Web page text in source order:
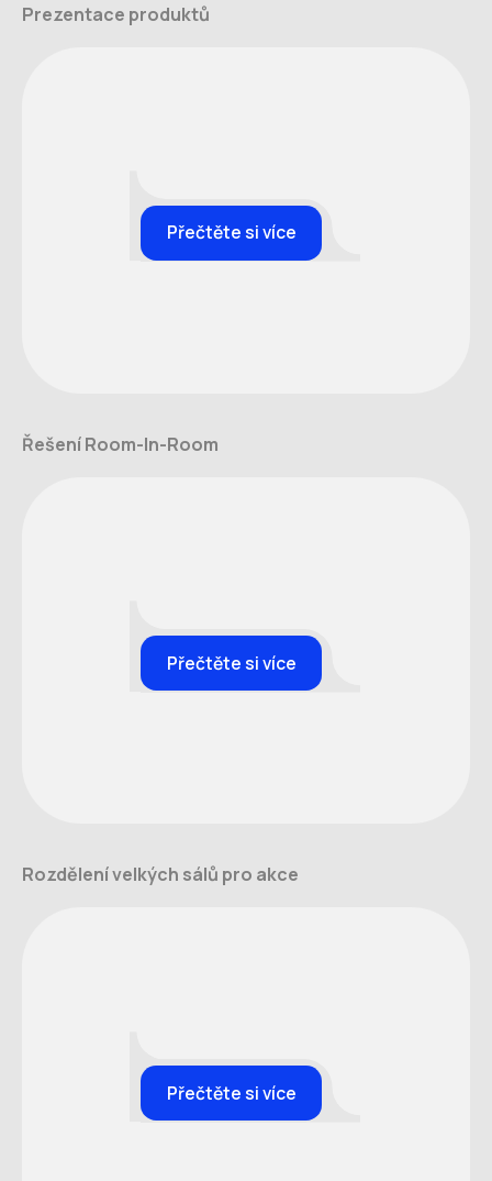
Prezentace produktů
Přečtěte si více
Řešení Room-In-Room
Přečtěte si více
Rozdělení velkých sálů pro akce
Přečtěte si více